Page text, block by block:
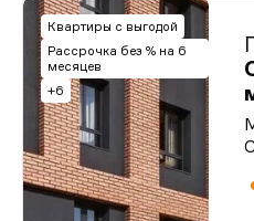
Квартиры с выгодой
Рассрочка без % на 6
месяцев
+6